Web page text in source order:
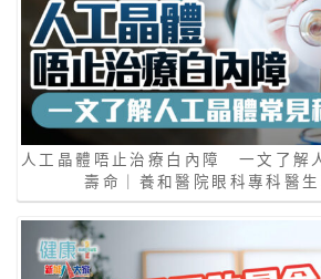
人工晶體唔止治療白內障 一文了解
壽命｜養和醫院眼科專科醫